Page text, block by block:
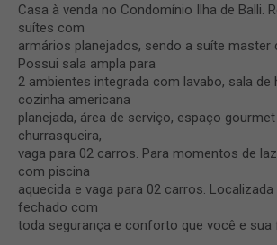
Casa à venda no Condomínio Ilha de Balli.
suítes com
armários planejados, sendo a suíte master
Possui sala ampla para
2 ambientes integrada com lavabo, sala de
cozinha americana
planejada, área de serviço, espaço
churrasqueira,
vaga para 02 carros. Para momentos de
com piscina
aquecida e vaga para 02 carros.
fechado com
toda segurança e conforto que você e sua